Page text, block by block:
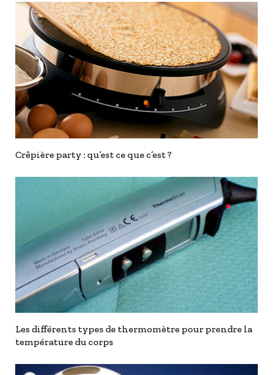
Crêpière party : qu’est ce que c’est ?
Les différents types de thermomètre pour prendre la
température du corps